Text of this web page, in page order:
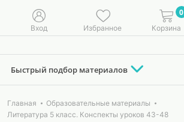
Вход Избранное
0
Корзина
Быстрый подбор материалов
Главная
Образовательные материалы
Литература 5 класс. Конспекты уроков 43-48